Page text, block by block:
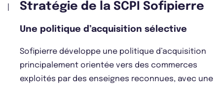
Stratégie de la SCPI Sofipierre
Une politique d’acquisition sélective
Sofipierre développe une politique d’acquisition
principalement orientée vers des commerces
exploités par des enseignes reconnues, avec une